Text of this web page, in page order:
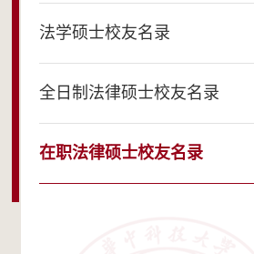
法学硕士校友名录
全日制法律硕士校友名录
在职法律硕士校友名录